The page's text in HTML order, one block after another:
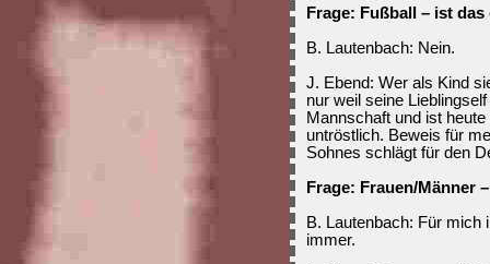
Frage: Fußball – ist
B. Lautenbach: Nein.
J. Ebend: Wer als Kind
nur weil seine
Mannschaft und ist
untröstlich. Beweis für
Sohnes schlägt für den
Frage: Frauen/Männer
B. Lautenbach: Für mich
immer.